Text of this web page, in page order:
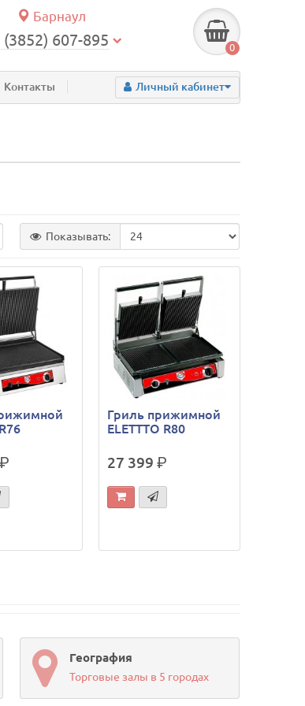
Барнаул
(3852) 607-895 0
Контакты Личный кабинет
Показывать:
р.
Гриль прижимной
ELETTTO R80
27 399 р.
География
Торговые залы в 5 городах